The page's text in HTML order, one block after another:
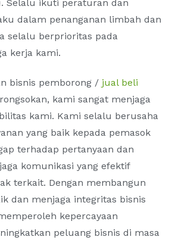
Selalu ikuti peraturan dan
dalam penanganan limbah dan
selalu berprioritas pada
kerja kami.
bisnis pemborong / jual beli
kami sangat menjaga
kami. Kami selalu berusaha
yang baik kepada pemasok
terhadap pertanyaan dan
komunikasi yang efektif
terkait. Dengan membangun
dan menjaga integritas bisnis
kepercayaan
peluang bisnis di masa